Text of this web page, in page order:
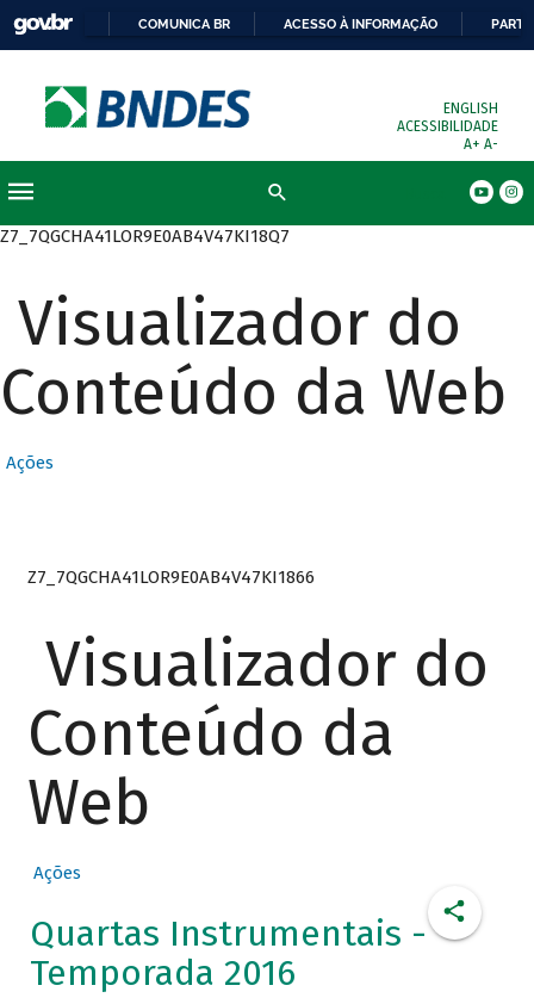
COMUNICA BR ACESSO À INFORMAÇÃO
ENGLISH
ACESSIBILIDADE
A+ A-
Z7_7QGCHA41LOR9E0AB4V47KI18Q7
Visualizador do
Conteúdo da Web
Ações
Z7_7QGCHA41LOR9E0AB4V47KI1866
Visualizador do
Conteúdo da
Web
Ações
Quartas Instrumentais -
Temporada 2016